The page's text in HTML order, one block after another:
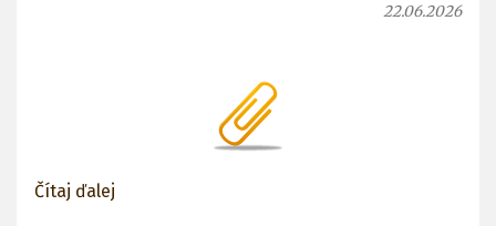
22.06.2026
Čítaj ďalej